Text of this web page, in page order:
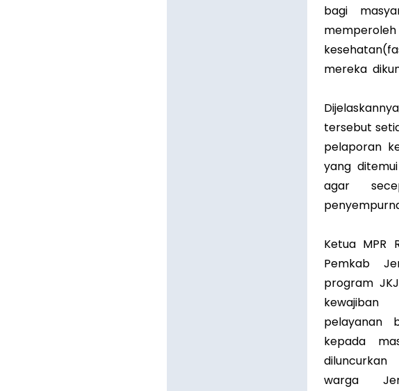
bagi
mereka
tersebut
pelaporan
yang
agar
Ketua MPR
Pemkab
program
kewajiban
pelayanan
kepada
warga